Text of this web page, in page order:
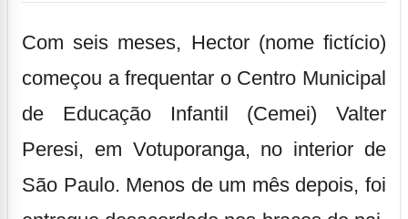
Com seis meses, Hector (nome fictício)
começou a frequentar o Centro Municipal
de Educação Infantil (Cemei) Valter
Peresi, em Votuporanga, no interior de
São Paulo. Menos de um mês depois, foi